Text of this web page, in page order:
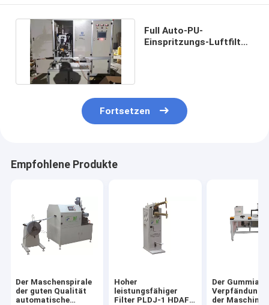
Full Auto-PU-
Einspritzungs-Luftfilter,
Fortsetzen
Empfohlene Produkte
Der Maschenspirale
der guten Qualität
automatische
Hoher
leistungsfähiger
Filter PLDJ-1 HDAF
Der
der